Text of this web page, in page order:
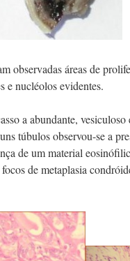
observadas áreas de
e nucléolos evidentes.
a abundante,
túbulos observou-se a
de um material
de metaplasia